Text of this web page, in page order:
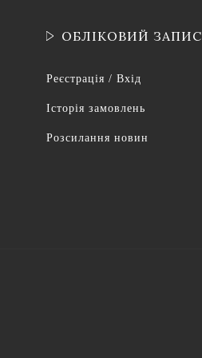
ОБЛІКОВИЙ ЗАПИС
Реєстрація / Вхід
Історія замовлень
Розсилання новин